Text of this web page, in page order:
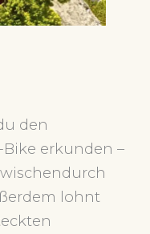
den
erkunden –
lohnt